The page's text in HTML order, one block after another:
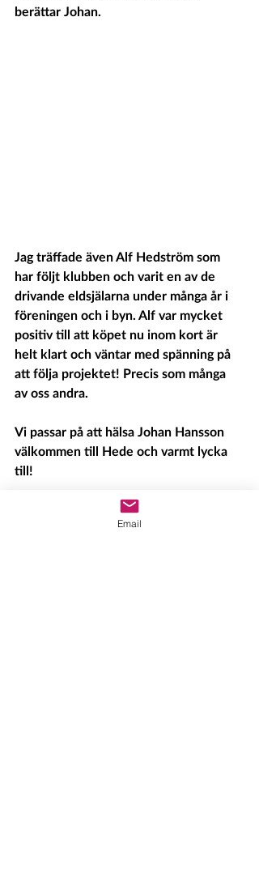
berättar Johan.
Jag träffade även Alf Hedström som
har följt klubben och varit en av de
drivande eldsjälarna under många år i
föreningen och i byn. Alf var mycket
positiv till att köpet nu inom kort är
helt klart och väntar med spänning på
att följa projektet! Precis som många
av oss andra.
Vi passar på att hälsa Johan Hansson
välkommen till Hede och varmt lycka
till!
Foto: Håkan Persson
Email